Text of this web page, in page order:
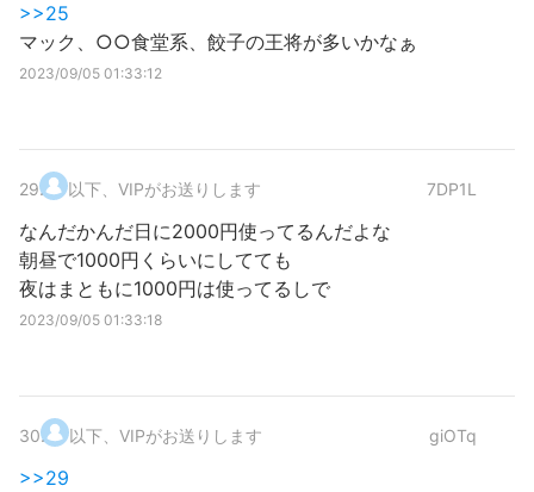
>>25
マック、○○食堂系、餃子の王将が多いかなぁ
2023/09/05 01:33:12
29. 以下、VIPがお送りします 7DP1L
なんだかんだ日に2000円使ってるんだよな
朝昼で1000円くらいにしてても
夜はまともに1000円は使ってるしで
2023/09/05 01:33:18
30. 以下、VIPがお送りします giOTq
>>29